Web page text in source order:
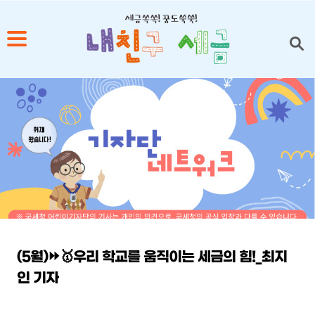
1
4
5
(5월)⏩🥇우리 학교를 움직이는 세금의 힘!_최지
인 기자